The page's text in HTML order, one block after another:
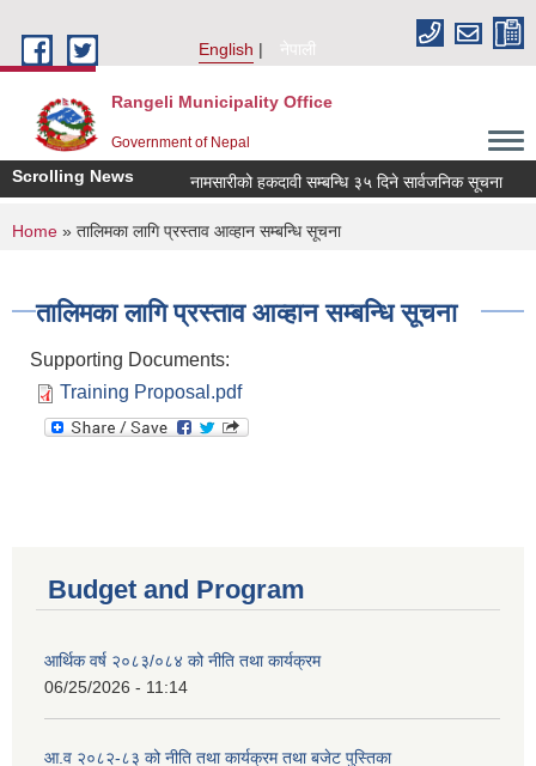
English
नेपाली
Rangeli Municipality Office
Government of Nepal
Scrolling News नामसारीको हकदावी सम्बन्धि ३५ दिने सार्वजनिक सूचना
You are here
Home » तालिमका लागि प्रस्ताव आव्हान सम्बन्धि सूचना
तालिमका लागि प्रस्ताव आव्हान सम्बन्धि सूचना
Supporting Documents:
Training Proposal.pdf
Budget and Program
आर्थिक वर्ष २०८३/०८४ को नीति तथा कार्यक्रम
06/25/2026 - 11:14
आ.व २०८२-८३ को नीति तथा कार्यक्रम तथा बजेट पुस्तिका